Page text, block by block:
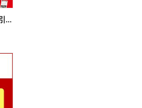
【無料引換券!】焼き麺買うとお茶引換券貰える!